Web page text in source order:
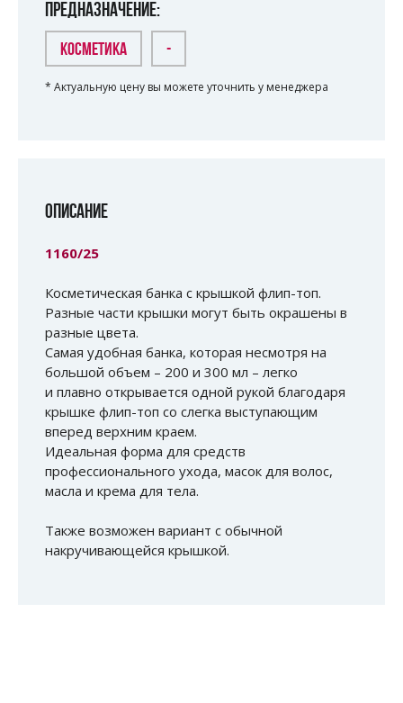
ПРЕДНАЗНАЧЕНИЕ:
КОСМЕТИКА -
* Актуальную цену вы можете уточнить у менеджера
ОПИСАНИЕ
1160/25
Косметическая банка с крышкой флип-топ.
Разные части крышки могут быть окрашены в
разные цвета.
Самая удобная банка, которая несмотря на
большой объем – 200 и 300 мл – легко
и плавно открывается одной рукой благодаря
крышке флип-топ со слегка выступающим
вперед верхним краем.
Идеальная форма для средств
профессионального ухода, масок для волос,
масла и крема для тела.
Также возможен вариант с обычной
накручивающейся крышкой.